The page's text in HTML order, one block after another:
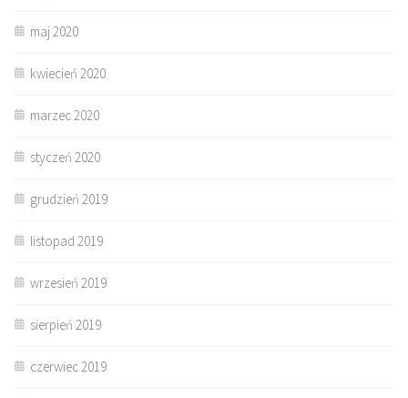
maj 2020
kwiecień 2020
marzec 2020
styczeń 2020
grudzień 2019
listopad 2019
wrzesień 2019
sierpień 2019
czerwiec 2019